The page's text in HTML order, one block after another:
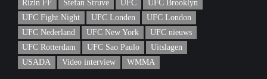
Rizin FF
Stefan Struve UFC
UFC Brooklyn
UFC Fight Night
UFC Londen
UFC London
UFC Nederland
UFC New York
UFC nieuws
UFC Rotterdam
UFC Sao Paulo
Uitslagen
USADA
Video interview WMMA